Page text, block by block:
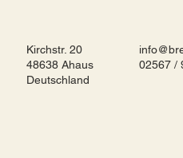
Kirchstr. 20
48638 Ahaus
Deutschland
02567 /